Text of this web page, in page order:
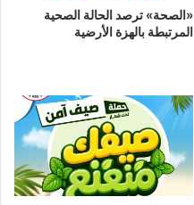
«الصحة» ترصد الحالة الصحية
المرتبطة بالهزة الأرضية